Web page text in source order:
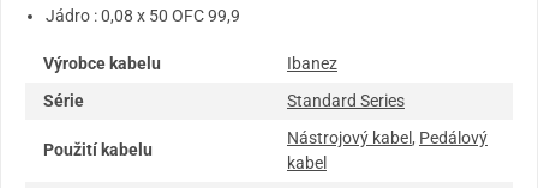
Jádro : 0,08 x 50 OFC 99,9
Výrobce kabelu
Ibanez
Série
Standard Series
Použití kabelu
Nástrojový kabel , Pedálový
kabel